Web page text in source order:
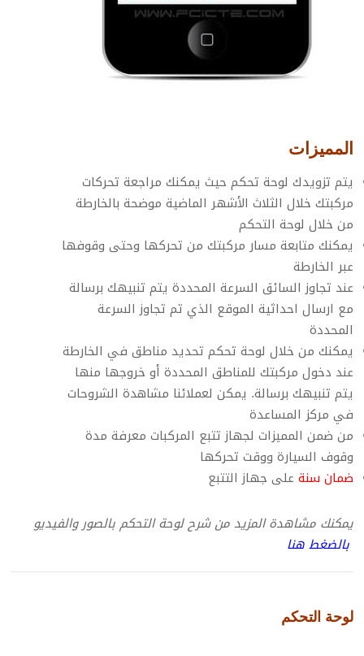
المميزات
يتم تزويدك لوحة تحكم حيث يمكنك مراجعة تحركات
مركبتك خلال الثلاث الأشهر الماضية موضحة بالخارطة
من خلال لوحة التحكم
يمكنك متابعة مسار مركبتك من تحركها وحتى وقوفها
عبر الخارطة
عند تجاوز السائق السرعة المحددة يتم تنبيهك برسالة
مع ارسال احداثية الموقع الذي تم تجاوز السرعة
المحددة
يمكنك من خلال لوحة تحكم تحديد مناطق في الخارطة
عند دخول مركبتك للمناطق المحددة أو خروجها منها
يتم تنبيهك برسالة. يمكن لعملائنا مشاهدة الشروحات
في مركز المساعدة
من ضمن المميزات لجهاز تتبع المركبات معرفة مدة
وقوف السيارة ووقت تحركها
ضمان سنة على جهاز التتبع
يمكنك مشاهدة المزيد من شرح لوحة التحكم بالصور والفيديو
بالضغط هنا
لوحة التحكم